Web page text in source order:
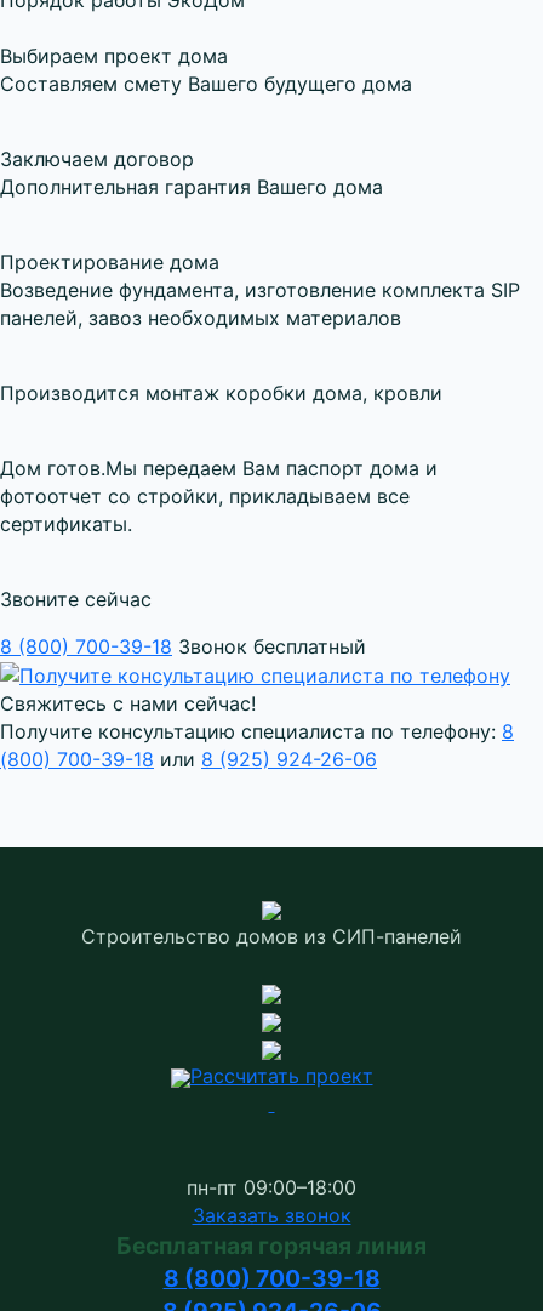
Выбираем проект дома
Составляем смету Вашего будущего дома
Заключаем договор
Дополнительная гарантия Вашего дома
Проектирование дома
Возведение фундамента, изготовление комплекта SIP
панелей, завоз необходимых материалов
Производится монтаж коробки дома, кровли
Дом готов.Мы передаем Вам паспорт дома и
фотоотчет со стройки, прикладываем все
сертификаты.
Звоните сейчас
8 (800) 700-39-18 Звонок бесплатный
Свяжитесь с нами сейчас!
Получите консультацию специалиста по телефону: 8
(800) 700-39-18 или 8 (925) 924-26-06
Строительство домов из СИП-панелей
Рассчитать проект
пн-пт 09:00–18:00
Заказать звонок
Бесплатная горячая линия
8 (800) 700-39-18